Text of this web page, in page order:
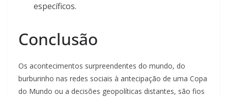
específicos.
Conclusão
Os acontecimentos surpreendentes do mundo, do
burburinho nas redes sociais à antecipação de uma Copa
do Mundo ou a decisões geopolíticas distantes, são fios